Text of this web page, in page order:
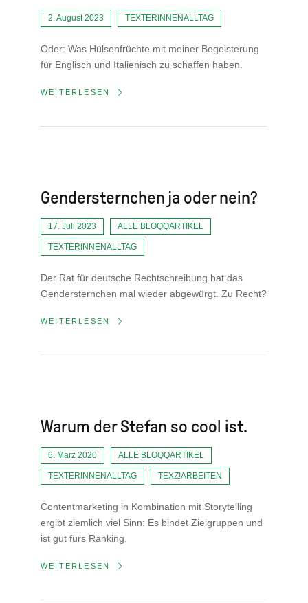
2. August 2023 TEXTERINNENALLTAG
Oder: Was Hülsenfrüchte mit meiner Begeisterung
für Englisch und Italienisch zu schaffen haben.
WEITERLESEN
Gendersternchen ja oder nein?
17. Juli 2023 ALLE BLOQQARTIKEL
TEXTERINNENALLTAG
Der Rat für deutsche Rechtschreibung hat das
Gendersternchen mal wieder abgewürgt. Zu Recht?
WEITERLESEN
Warum der Stefan so cool ist.
6. März 2020 ALLE BLOQQARTIKEL
TEXTERINNENALLTAG TEXZ!ARBEITEN
Contentmarketing in Kombination mit Storytelling
ergibt ziemlich viel Sinn: Es bindet Zielgruppen und
ist gut fürs Ranking.
WEITERLESEN